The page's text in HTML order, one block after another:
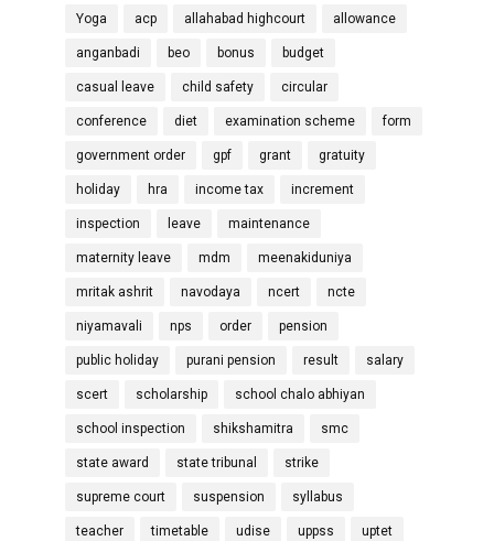
Yoga acp allahabad highcourt allowance
anganbadi beo bonus budget
casual leave child safety circular
conference diet examination scheme form
government order gpf grant gratuity
holiday hra income tax increment
inspection leave maintenance
maternity leave mdm meenakiduniya
mritak ashrit navodaya ncert ncte
niyamavali nps order pension
public holiday purani pension result salary
scert scholarship school chalo abhiyan
school inspection shikshamitra smc
state award state tribunal strike
supreme court suspension syllabus
teacher timetable udise uppss uptet